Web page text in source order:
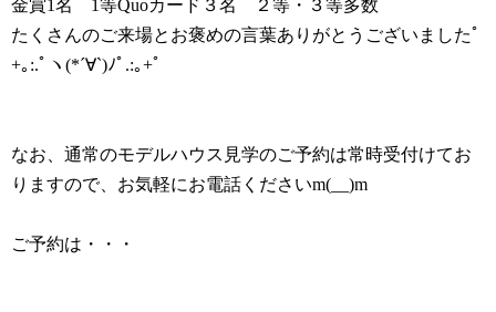
金賞1名 1等Quoカード３名 ２等・３等多数
たくさんのご来場とお褒めの言葉ありがとうございましたﾟ
+｡:.ﾟヽ(*´∀`)ﾉﾟ.:｡+ﾟ
なお、通常のモデルハウス見学のご予約は常時受付けてお
りますので、お気軽にお電話くださいm(__)m
ご予約は・・・